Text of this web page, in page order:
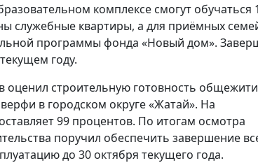
комплексе смогут обучаться
служебные квартиры, а для приёмных
программы фонда «Новый дом».
году.
оценил строительную готовность
в городском округе «Жатай». На
99 процентов. По итогам осмотра
поручил обеспечить завершение
до 30 октября текущего года.